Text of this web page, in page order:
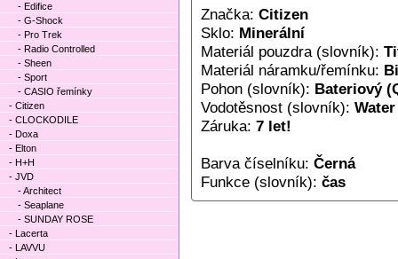
Značka: Citizen
Sklo: Minerální
Materiál pouzdra (slovník):
Materiál náramku/řemínku:
Pohon (slovník): Bateriový
Vodotěsnost (slovník):
Záruka: 7 let!
Barva číselníku: Černá
Funkce (slovník): čas
- Edifice
- G-Shock
- Pro Trek
- Radio Controlled
- Sheen
- Sport
- CASIO řemínky
- Citizen
- CLOCKODILE
- Doxa
- Elton
- H+H
- JVD
- Architect
- Seaplane
- SUNDAY ROSE
- Lacerta
- LAVVU